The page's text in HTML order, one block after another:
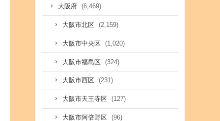
大阪府 (6,469)
大阪市北区 (2,159)
大阪市中央区 (1,020)
大阪市福島区 (324)
大阪市西区 (231)
大阪市天王寺区 (127)
大阪市阿倍野区 (96)